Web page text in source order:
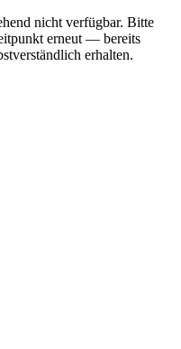
nicht verfügbar. Bitte
erneut — bereits
erhalten.